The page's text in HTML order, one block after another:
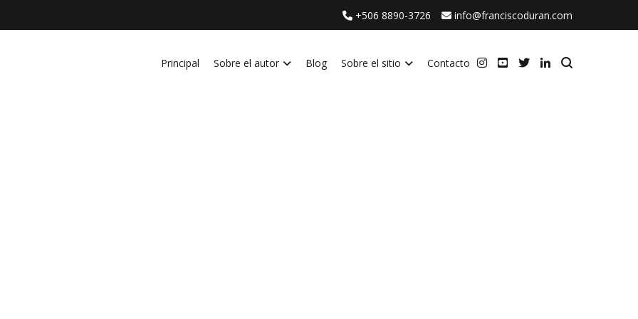
+506 8890-3726 info@franciscoduran.com
Principal Sobre el autor Blog Sobre el sitio Contacto